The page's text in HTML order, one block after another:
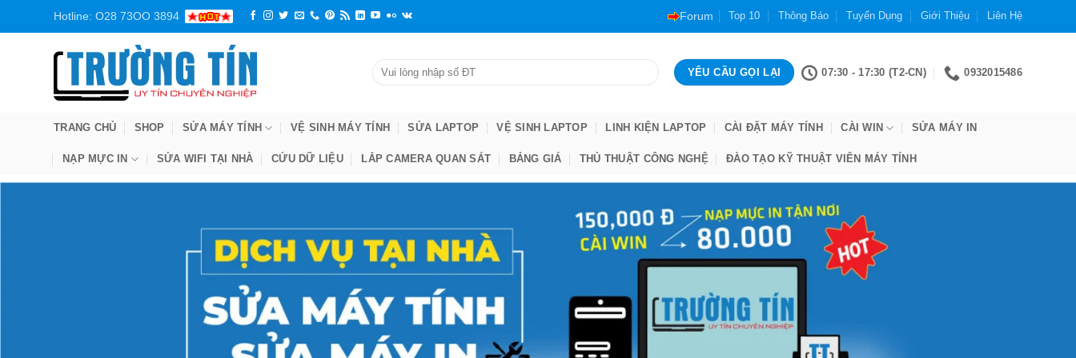
Hotline: O28 73OO 3894 Forum Top 10 Thông Báo Tuyển Dụng Giới Thiệu Liên Hệ
07:30 - 17:30 (T2-CN) 0932015486
TRANG CHỦ SHOP SỬA MÁY TÍNH VỆ SINH MÁY TÍNH SỬA LAPTOP VỆ SINH LAPTOP LINH KIỆN LAPTOP CÀI ĐẶT MÁY TÍNH CÀI WIN SỬA MÁY IN
NẠP MỰC IN SỬA WIFI TẠI NHÀ CỨU DỮ LIỆU LẮP CAMERA QUAN SÁT BẢNG GIÁ THỦ THUẬT CÔNG NGHỆ ĐÀO TẠO KỸ THUẬT VIÊN MÁY TÍNH